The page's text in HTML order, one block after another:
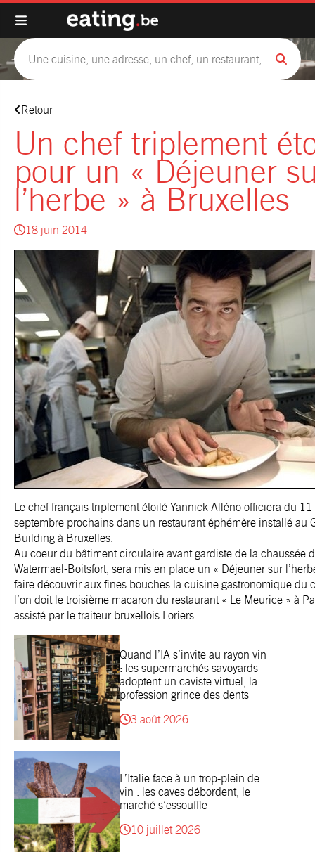
Retour
Un chef triplement
pour un « Déjeuner
l’herbe » à Bruxelles
18 juin 2014
Le chef français triplement étoilé Yannick Alléno officiera du
septembre prochains dans un restaurant éphémère installé au
Building à Bruxelles.
Au coeur du bâtiment circulaire avant gardiste de la chaussée
Watermael-Boitsfort, sera mis en place un « Déjeuner sur
faire découvrir aux fines bouches la cuisine gastronomique du
l’on doit le troisième macaron du restaurant « Le Meurice » à
assisté par le traiteur bruxellois Loriers.
Quand l’IA s’invite au rayon vin
: les supermarchés savoyards
adoptent un caviste virtuel, la
profession grince des dents
3 août 2026
L’Italie face à un trop-plein de
vin : les caves débordent, le
marché s’essouffle
10 juillet 2026